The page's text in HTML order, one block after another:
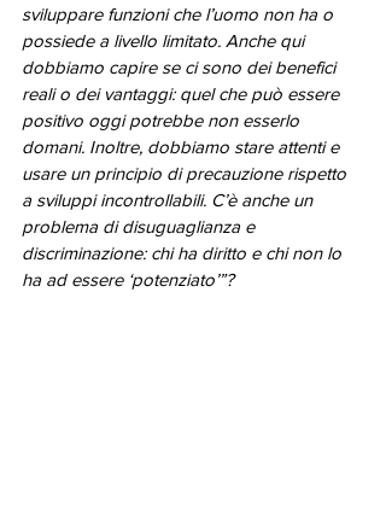
sviluppare funzioni che l’uomo non ha o
possiede a livello limitato. Anche qui
dobbiamo capire se ci sono dei benefici
reali o dei vantaggi: quel che può essere
positivo oggi potrebbe non esserlo
domani. Inoltre, dobbiamo stare attenti e
usare un principio di precauzione rispetto
a sviluppi incontrollabili. C’è anche un
problema di disuguaglianza e
discriminazione: chi ha diritto e chi non lo
ha ad essere ‘potenziato’”?